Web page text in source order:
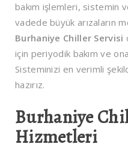
bakım işlemleri, sistemin
vadede büyük arızaların
Burhaniye Chiller Servisi
için periyodik bakım ve
Sisteminizi en verimli
hazırız.
Burhaniye
Hizmetleri